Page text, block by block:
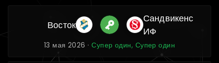
Восток
Сандвикенс
ИФ
13 мая 2026 ·Супер один, Супер один